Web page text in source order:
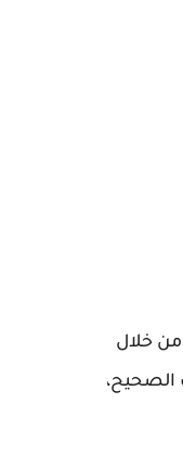
خلال
الصحيح،